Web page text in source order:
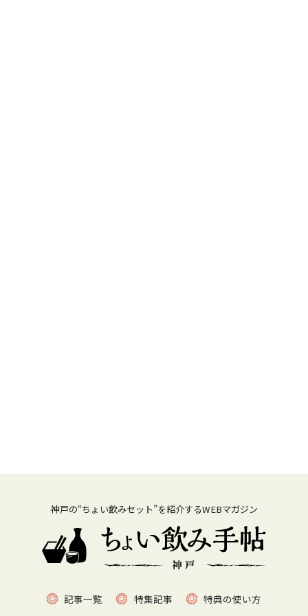
神戸の“ちょい飲みセット”を紹介するWEBマガジン
記事一覧 特集記事 特典の使い方